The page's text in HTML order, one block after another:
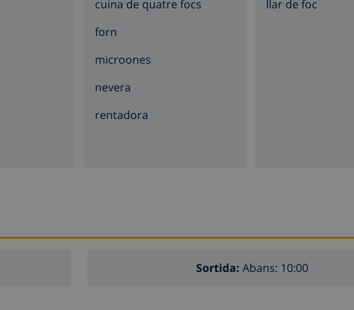
cuina de quatre focs
forn
microones
nevera
rentadora
llar de foc
Sortida: Abans: 10:00